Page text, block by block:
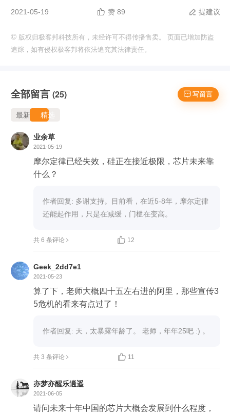
2021-05-19  赞 89  提建议
© 版权归极客邦科技所有，未经许可不得传播售卖。 页面已增加防盗
追踪，如有侵权极客邦将依法追究其法律责任。
 写留言
全部留言 (25)
最新 精选
业余草
2021-05-19
摩尔定律已经失效，硅正在接近极限，芯片未来靠
什么？
作者回复: 多谢支持。目前看，在近5-8年，摩尔定律
还能起作用，只是在减缓，门槛在变高。
共 6 条评论  12
Geek_2dd7e1
2021-05-23
算了下，老师大概四十五左右进的阿里，那些宣传3
5危机的看来有点过了！
共 3 条评论  11
亦梦亦醒乐逍遥
2021-06-05
请问未来十年中国的芯片大概会发展到什么程度，